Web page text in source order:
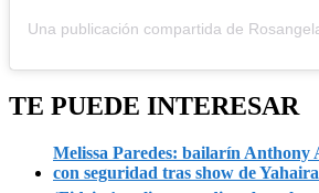
Una publicación compartida de
TE PUEDE INTERESAR
Melissa Paredes: bailarín Anthony
con seguridad tras show de